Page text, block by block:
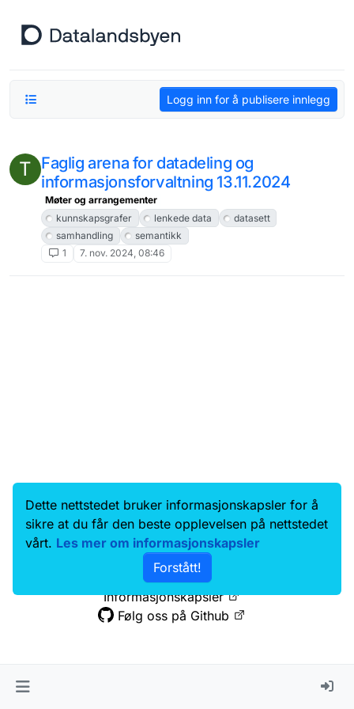
Logg inn for å publisere innlegg
T Faglig arena for datadeling og
informasjonsforvaltning 13.11.2024
Møter og arrangementer
kunnskapsgrafer
lenkede data
datasett
samhandling
semantikk
1
7. nov. 2024, 08:46
Data.norge.no
Kontakt oss
Samtykke og brukervilkår
Tilgjengelighetserklæring
Personvernerklæring
Informasjonskapsler
Følg oss på Github
Dette nettstedet bruker informasjonskapsler for å
sikre at du får den beste opplevelsen på nettstedet
vårt. Les mer om informasjonskapsler
Forstått!